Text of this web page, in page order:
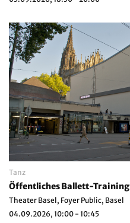
Tanz
Öffentliches Ballett-Training
Theater Basel, Foyer Public, Basel
04.09.2026, 10:00 - 10:45